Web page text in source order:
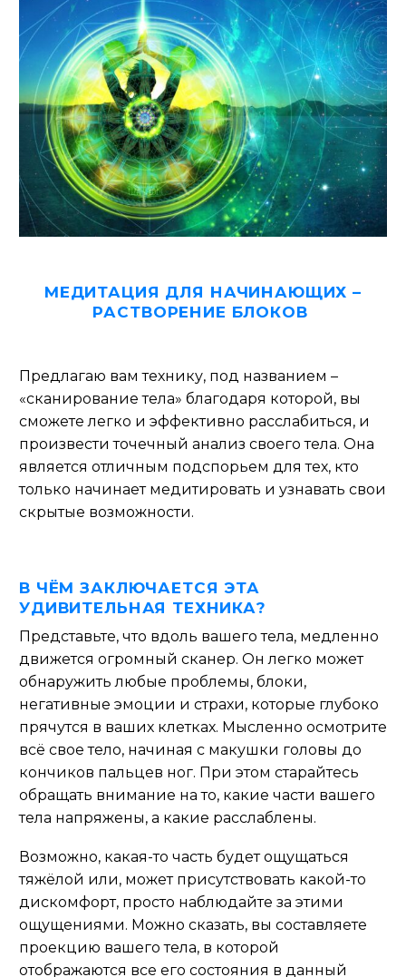
МЕДИТАЦИЯ ДЛЯ НАЧИНАЮЩИХ –
РАСТВОРЕНИЕ БЛОКОВ
Предлагаю вам технику, под названием –
«сканирование тела» благодаря которой, вы
сможете легко и эффективно расслабиться, и
произвести точечный анализ своего тела. Она
является отличным подспорьем для тех, кто
только начинает медитировать и узнавать свои
скрытые возможности.
В ЧЁМ ЗАКЛЮЧАЕТСЯ ЭТА
УДИВИТЕЛЬНАЯ ТЕХНИКА?
Представьте, что вдоль вашего тела, медленно
движется огромный сканер. Он легко может
обнаружить любые проблемы, блоки,
негативные эмоции и страхи, которые глубоко
прячутся в ваших клетках. Мысленно осмотрите
всё свое тело, начиная с макушки головы до
кончиков пальцев ног. При этом старайтесь
обращать внимание на то, какие части вашего
тела напряжены, а какие расслаблены.
Возможно, какая-то часть будет ощущаться
тяжёлой или, может присутствовать какой-то
дискомфорт, просто наблюдайте за этими
ощущениями. Можно сказать, вы составляете
проекцию вашего тела, в которой
отображаются все его состояния в данный